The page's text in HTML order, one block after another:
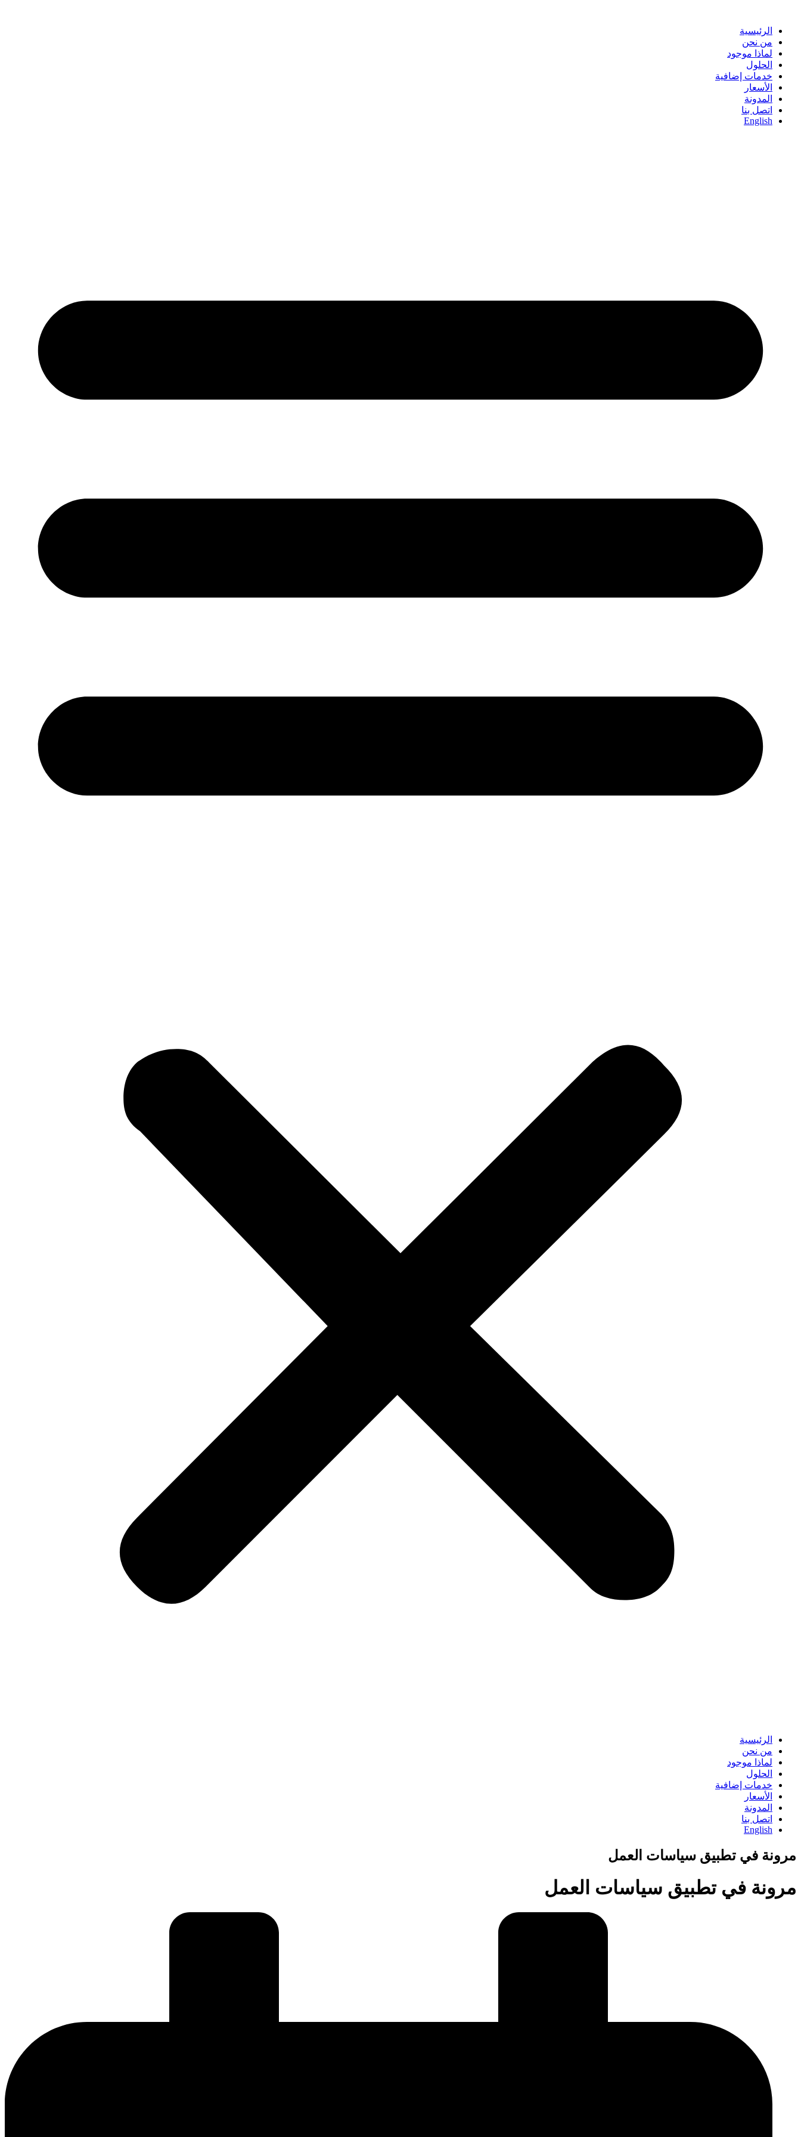
content الرئيسية
من نحن
لماذا موجود
الحلول
خدمات إضافية
الأسعار
المدونة
اتصل بنا
English
الرئيسية
من نحن
لماذا موجود
الحلول
خدمات إضافية
الأسعار
المدونة
اتصل بنا
English
مرونة في تطبيق سياسات العمل
مرونة في تطبيق سياسات العمل